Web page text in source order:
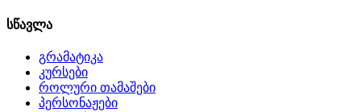
სწავლა
გრამატიკა
კურსები
როლური თამაშები
პერსონაჟები